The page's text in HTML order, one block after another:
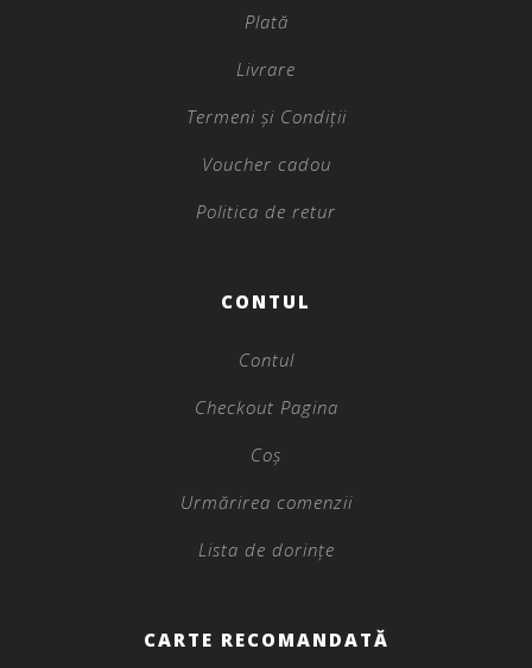
Plată
Livrare
Termeni și Condiții
Voucher cadou
Politica de retur
CONTUL
Contul
Checkout Pagina
Coș
Urmărirea comenzii
Lista de dorințe
CARTE RECOMANDATĂ